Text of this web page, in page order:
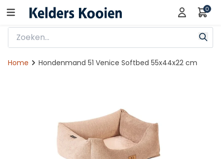
0
Home Hondenmand 51 Venice Softbed 55x44x22 cm